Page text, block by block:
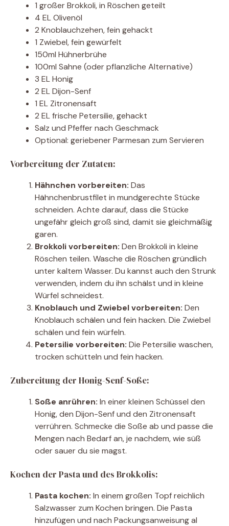
1 großer Brokkoli, in Röschen geteilt
4 EL Olivenöl
2 Knoblauchzehen, fein gehackt
1 Zwiebel, fein gewürfelt
150ml Hühnerbrühe
100ml Sahne (oder pflanzliche Alternative)
3 EL Honig
2 EL Dijon-Senf
1 EL Zitronensaft
2 EL frische Petersilie, gehackt
Salz und Pfeffer nach Geschmack
Optional: geriebener Parmesan zum Servieren
Vorbereitung der Zutaten:
Hähnchen vorbereiten: Das
Hähnchenbrustfilet in mundgerechte Stücke
schneiden. Achte darauf, dass die Stücke
ungefähr gleich groß sind, damit sie gleichmäßig
garen.
Brokkoli vorbereiten: Den Brokkoli in kleine
Röschen teilen. Wasche die Röschen gründlich
unter kaltem Wasser. Du kannst auch den Strunk
verwenden, indem du ihn schälst und in kleine
Würfel schneidest.
Knoblauch und Zwiebel vorbereiten: Den
Knoblauch schälen und fein hacken. Die Zwiebel
schälen und fein würfeln.
Petersilie vorbereiten: Die Petersilie waschen,
trocken schütteln und fein hacken.
Zubereitung der Honig-Senf-Soße:
Soße anrühren: In einer kleinen Schüssel den
Honig, den Dijon-Senf und den Zitronensaft
verrühren. Schmecke die Soße ab und passe die
Mengen nach Bedarf an, je nachdem, wie süß
oder sauer du sie magst.
Kochen der Pasta und des Brokkolis:
Pasta kochen: In einem großen Topf reichlich
Salzwasser zum Kochen bringen. Die Pasta
hinzufügen und nach Packungsanweisung al